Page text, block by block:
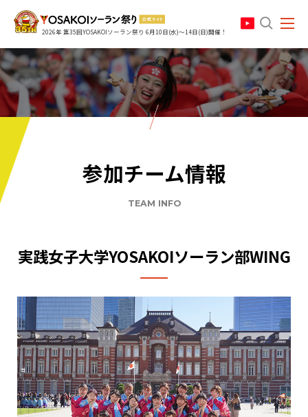
2026年 第35回YOSAKOIソーラン祭り 6月10日(水)～14日(日)開催！
search
参加チーム情報
TEAM INFO
実践女子大学YOSAKOIソーラン部WING